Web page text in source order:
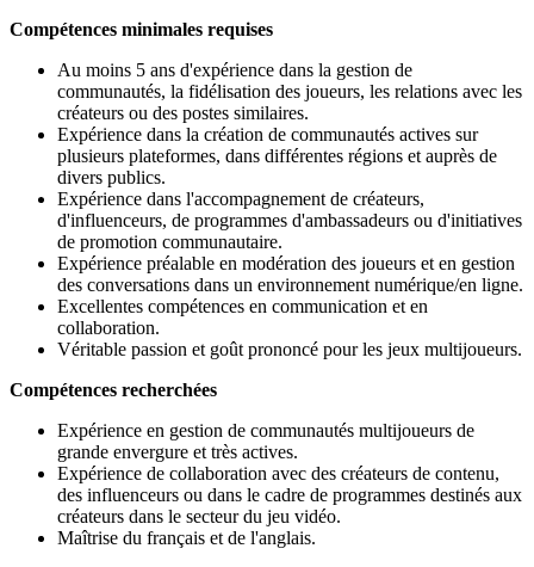
Compétences minimales requises
Au moins 5 ans d'expérience dans la gestion de
communautés, la fidélisation des joueurs, les relations avec les
créateurs ou des postes similaires.
Expérience dans la création de communautés actives sur
plusieurs plateformes, dans différentes régions et auprès de
divers publics.
Expérience dans l'accompagnement de créateurs,
d'influenceurs, de programmes d'ambassadeurs ou d'initiatives
de promotion communautaire.
Expérience préalable en modération des joueurs et en gestion
des conversations dans un environnement numérique/en ligne.
Excellentes compétences en communication et en
collaboration.
Véritable passion et goût prononcé pour les jeux multijoueurs.
Compétences recherchées
Expérience en gestion de communautés multijoueurs de
grande envergure et très actives.
Expérience de collaboration avec des créateurs de contenu,
des influenceurs ou dans le cadre de programmes destinés aux
créateurs dans le secteur du jeu vidéo.
Maîtrise du français et de l'anglais.